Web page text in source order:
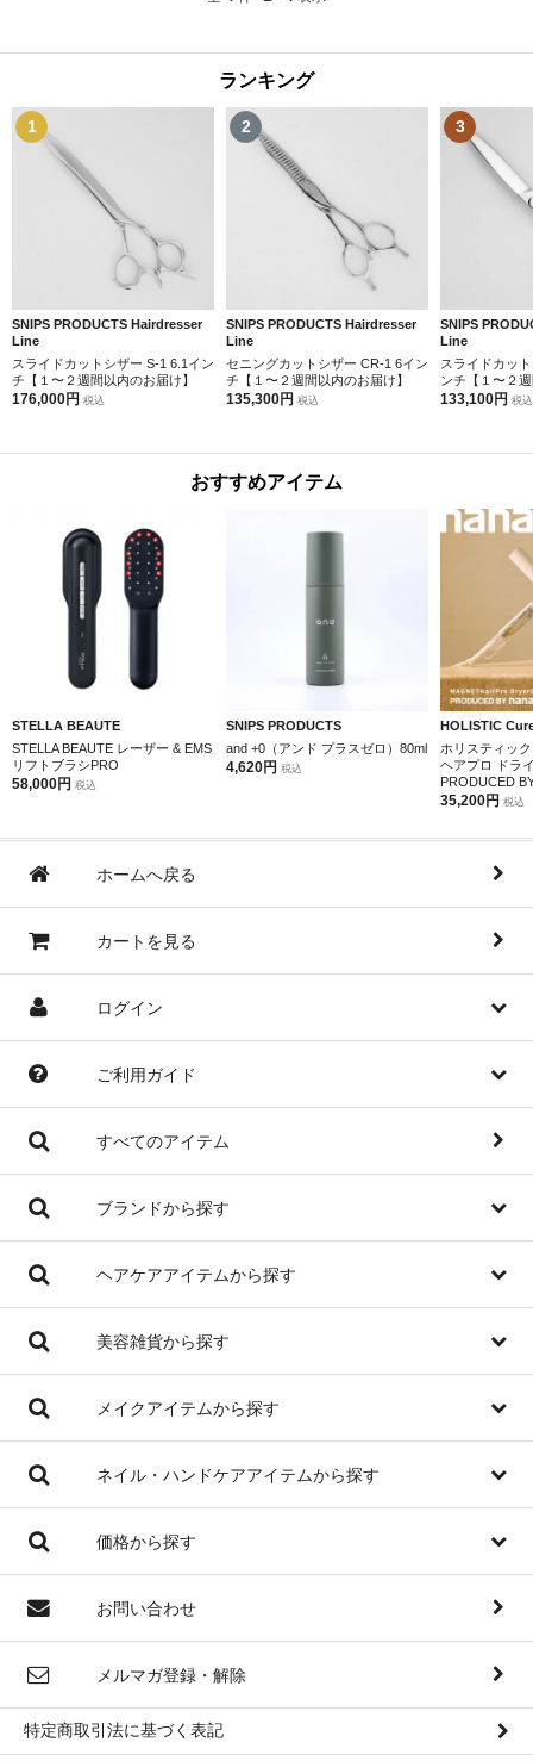
ランキング
1
SNIPS PRODUCTS Hairdresser
Line
スライドカットシザー S-1 6.1イン
チ【１〜２週間以内のお届け】
176,000円 税込
2
SNIPS PRODUCTS Hairdresser
Line
セニングカットシザー CR-1 6イン
チ【１〜２週間以内のお届け】
135,300円 税込
3
SNIPS
Line
スライドカッ
ンチ【１〜２
133,100円 税込
おすすめアイテム
STELLA BEAUTE
STELLA BEAUTE レーザー & EMS
リフトブラシPRO
58,000円 税込
SNIPS PRODUCTS
and +0（アンド プラスゼロ）80ml
4,620円 税込
HOLISTIC
ホリスティッ
ヘアプロ ドラ
PRODUCED
35,200円 税込
ホームへ戻る
カートを見る
ログイン
ご利用ガイド
すべてのアイテム
ブランドから探す
ヘアケアアイテムから探す
美容雑貨から探す
メイクアイテムから探す
ネイル・ハンドケアアイテムから探す
価格から探す
お問い合わせ
メルマガ登録・解除
特定商取引法に基づく表記